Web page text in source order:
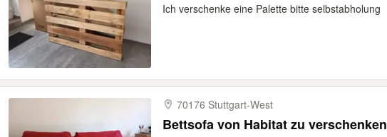
Ich verschenke eine Palette bitte selbstabholung
70176 Stuttgart-​West
Bettsofa von Habitat zu verschenken